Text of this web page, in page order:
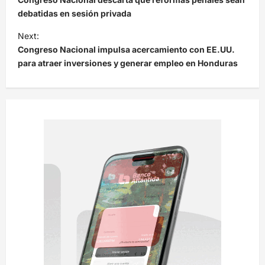
v
e
g
a
c
debatidas en sesión privada
Next:
Congreso Nacional impulsa acercamiento con EE.UU.
para atraer inversiones y generar empleo en Honduras